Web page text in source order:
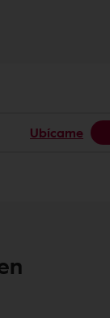
Ubícame